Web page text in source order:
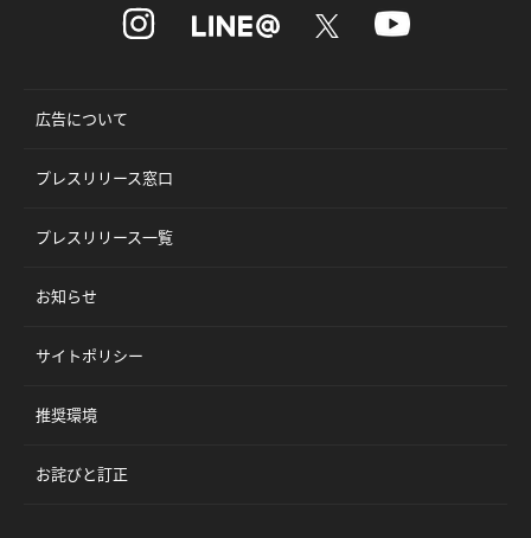
広告について
プレスリリース窓口
プレスリリース一覧
お知らせ
サイトポリシー
推奨環境
お詫びと訂正